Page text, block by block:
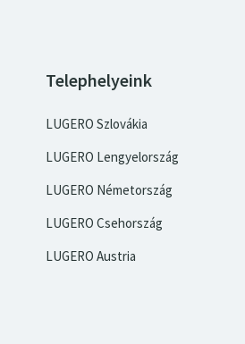
Telephelyeink
LUGERO Szlovákia
LUGERO Lengyelország
LUGERO Németország
LUGERO Csehország
LUGERO Austria